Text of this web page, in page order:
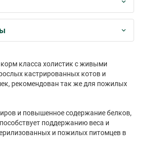
класса холистик с живыми
кастрированных котов и
рекомендован так же для пожилых
и повышенное содержание белков,
поддержанию веса и
и пожилых питомцев в